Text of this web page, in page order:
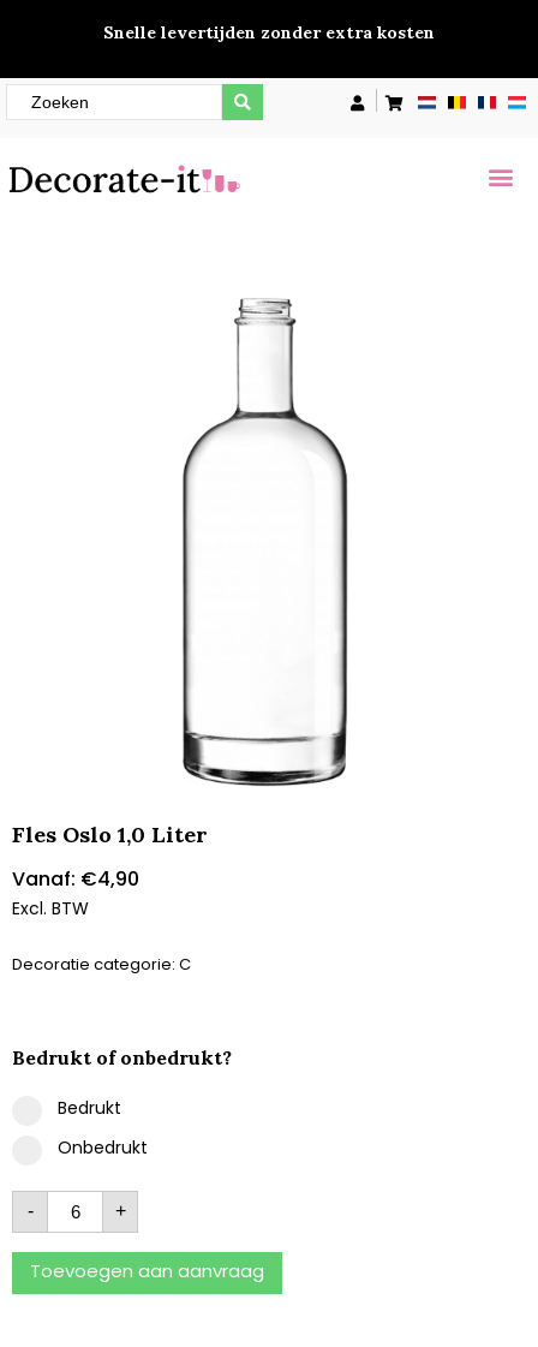
Snelle levertijden zonder extra kosten
Fles Oslo 1,0 Liter
Vanaf: €4,90
Excl. BTW
Decoratie categorie: C
Bedrukt of onbedrukt?
Bedrukt
Onbedrukt
- +
Toevoegen aan aanvraag